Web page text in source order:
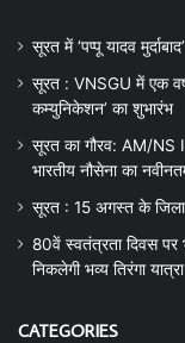
सूरत में ‘पप्पू यादव
सूरत : VNSGU में एक
कम्युनिकेशन’ का शुभारंभ
सूरत का गौरव: AM/NS
भारतीय नौसेना का
सूरत : 15 अगस्त के जिला
80वें स्वतंत्रता दिवस पर
निकलेगी भव्य तिरंगा यात्रा
CATEGORIES